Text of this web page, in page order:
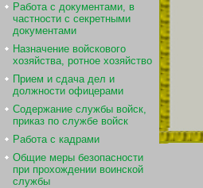
Работа с документами, в
частности с секретными
документами
Назначение войскового
хозяйства, ротное хозяйство
Прием и сдача дел и
должности офицерами
Содержание службы войск,
приказ по службе войск
Работа с кадрами
Общие меры безопасности
при прохождении воинской
службы